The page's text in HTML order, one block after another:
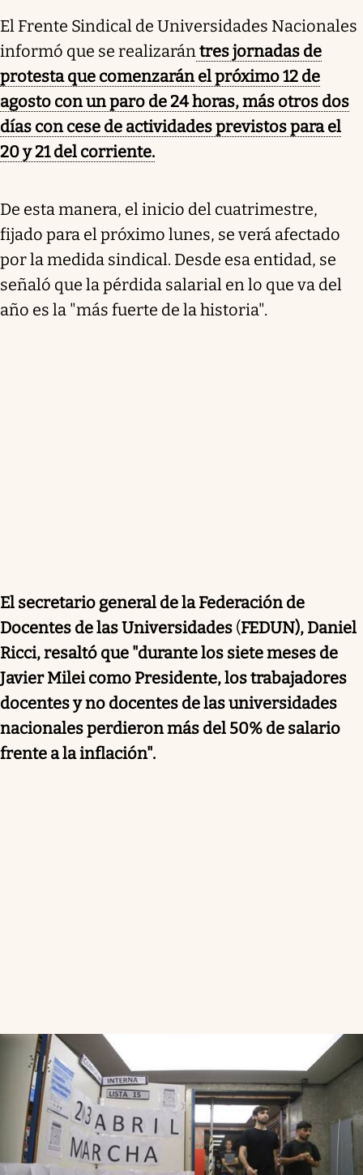
El Frente Sindical de Universidades Nacionales
informó que se realizarántres jornadas de
protesta que comenzarán el próximo 12 de
agosto con un paro de 24 horas, más otros dos
días con cese de actividades previstos para el
20 y 21 del corriente.
De esta manera, el inicio del cuatrimestre,
fijado para el próximo lunes, se verá afectado
por la medida sindical. Desde esa entidad, se
señaló que la pérdida salarial en lo que va del
año es la "más fuerte de la historia".
El secretario general de la Federación de
Docentes de las Universidades (FEDUN), Daniel
Ricci, resaltó que "durante los siete meses de
Javier Milei como Presidente, los trabajadores
docentes y no docentes de las universidades
nacionales perdieron más del 50% de salario
frente a la inflación".